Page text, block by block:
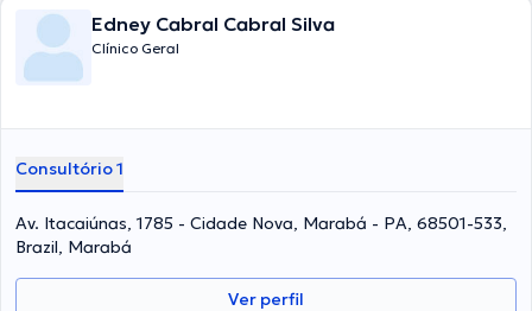
Edney Cabral Cabral Silva
Clínico Geral
Consultório 1
Av. Itacaiúnas, 1785 - Cidade Nova, Marabá - PA, 68501-533,
Brazil, Marabá
Ver perfil